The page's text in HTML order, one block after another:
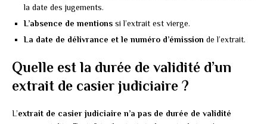
la date des jugements.
L’absence de mentions si l’extrait est vierge.
La date de délivrance et le numéro d’émission de l’extrait.
Quelle est la durée de validité d’un
extrait de casier judiciaire ?
L’extrait de casier judiciaire n’a pas de durée de validité